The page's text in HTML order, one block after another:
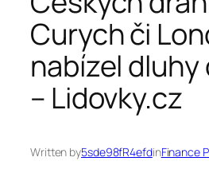
Curych či
nabízel dluhy
– Lidovky.cz
Written by5sde98fR4efdinFinance